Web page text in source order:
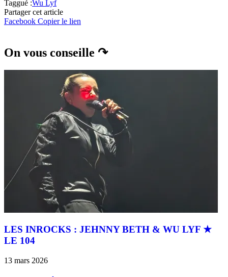
Taggué :Wu Lyf
Partager cet article
Facebook Copier le lien
On vous conseille ↷
LES INROCKS : JEHNNY BETH & WU LYF ★
LE 104
13 mars 2026